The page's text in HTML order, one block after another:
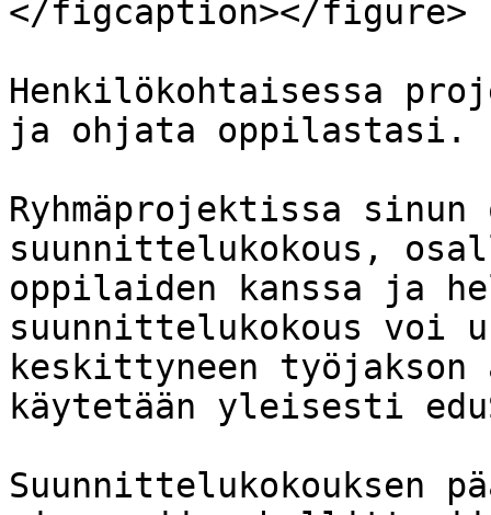
</figcaption></figure>
Henkilökohtaisessa
ja ohjata oppilastasi.
Ryhmäprojektissa
suunnittelukokous,
oppilaiden kanssa ja
suunnittelukokous
keskittyneen
käytetään yleisesti
Suunnittelukokouksen